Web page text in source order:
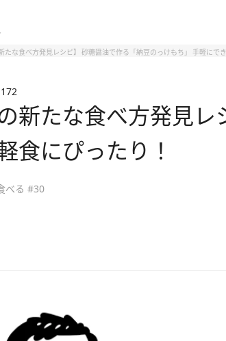
たな食べ方発見レシピ】 砂糖醤油で作る「納豆のっけもち」 手軽にで
の新たな食べ方発見
食にぴったり！
べる #30